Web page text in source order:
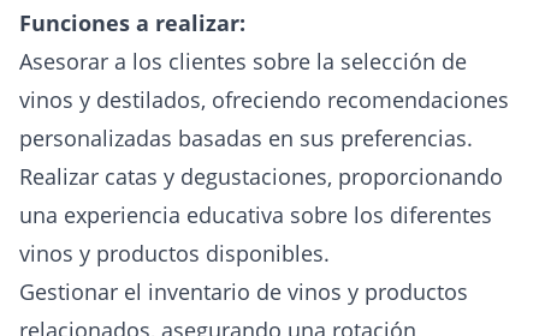
Funciones a realizar:
Asesorar a los clientes sobre la selección de
vinos y destilados, ofreciendo recomendaciones
personalizadas basadas en sus preferencias.
Realizar catas y degustaciones, proporcionando
una experiencia educativa sobre los diferentes
vinos y productos disponibles.
Gestionar el inventario de vinos y productos
relacionados, asegurando una rotación